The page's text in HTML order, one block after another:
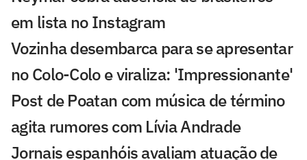
em lista no Instagram
Vozinha desembarca para se apresentar
no Colo-Colo e viraliza: 'Impressionante'
Post de Poatan com música de término
agita rumores com Lívia Andrade
Jornais espanhóis avaliam atuação de